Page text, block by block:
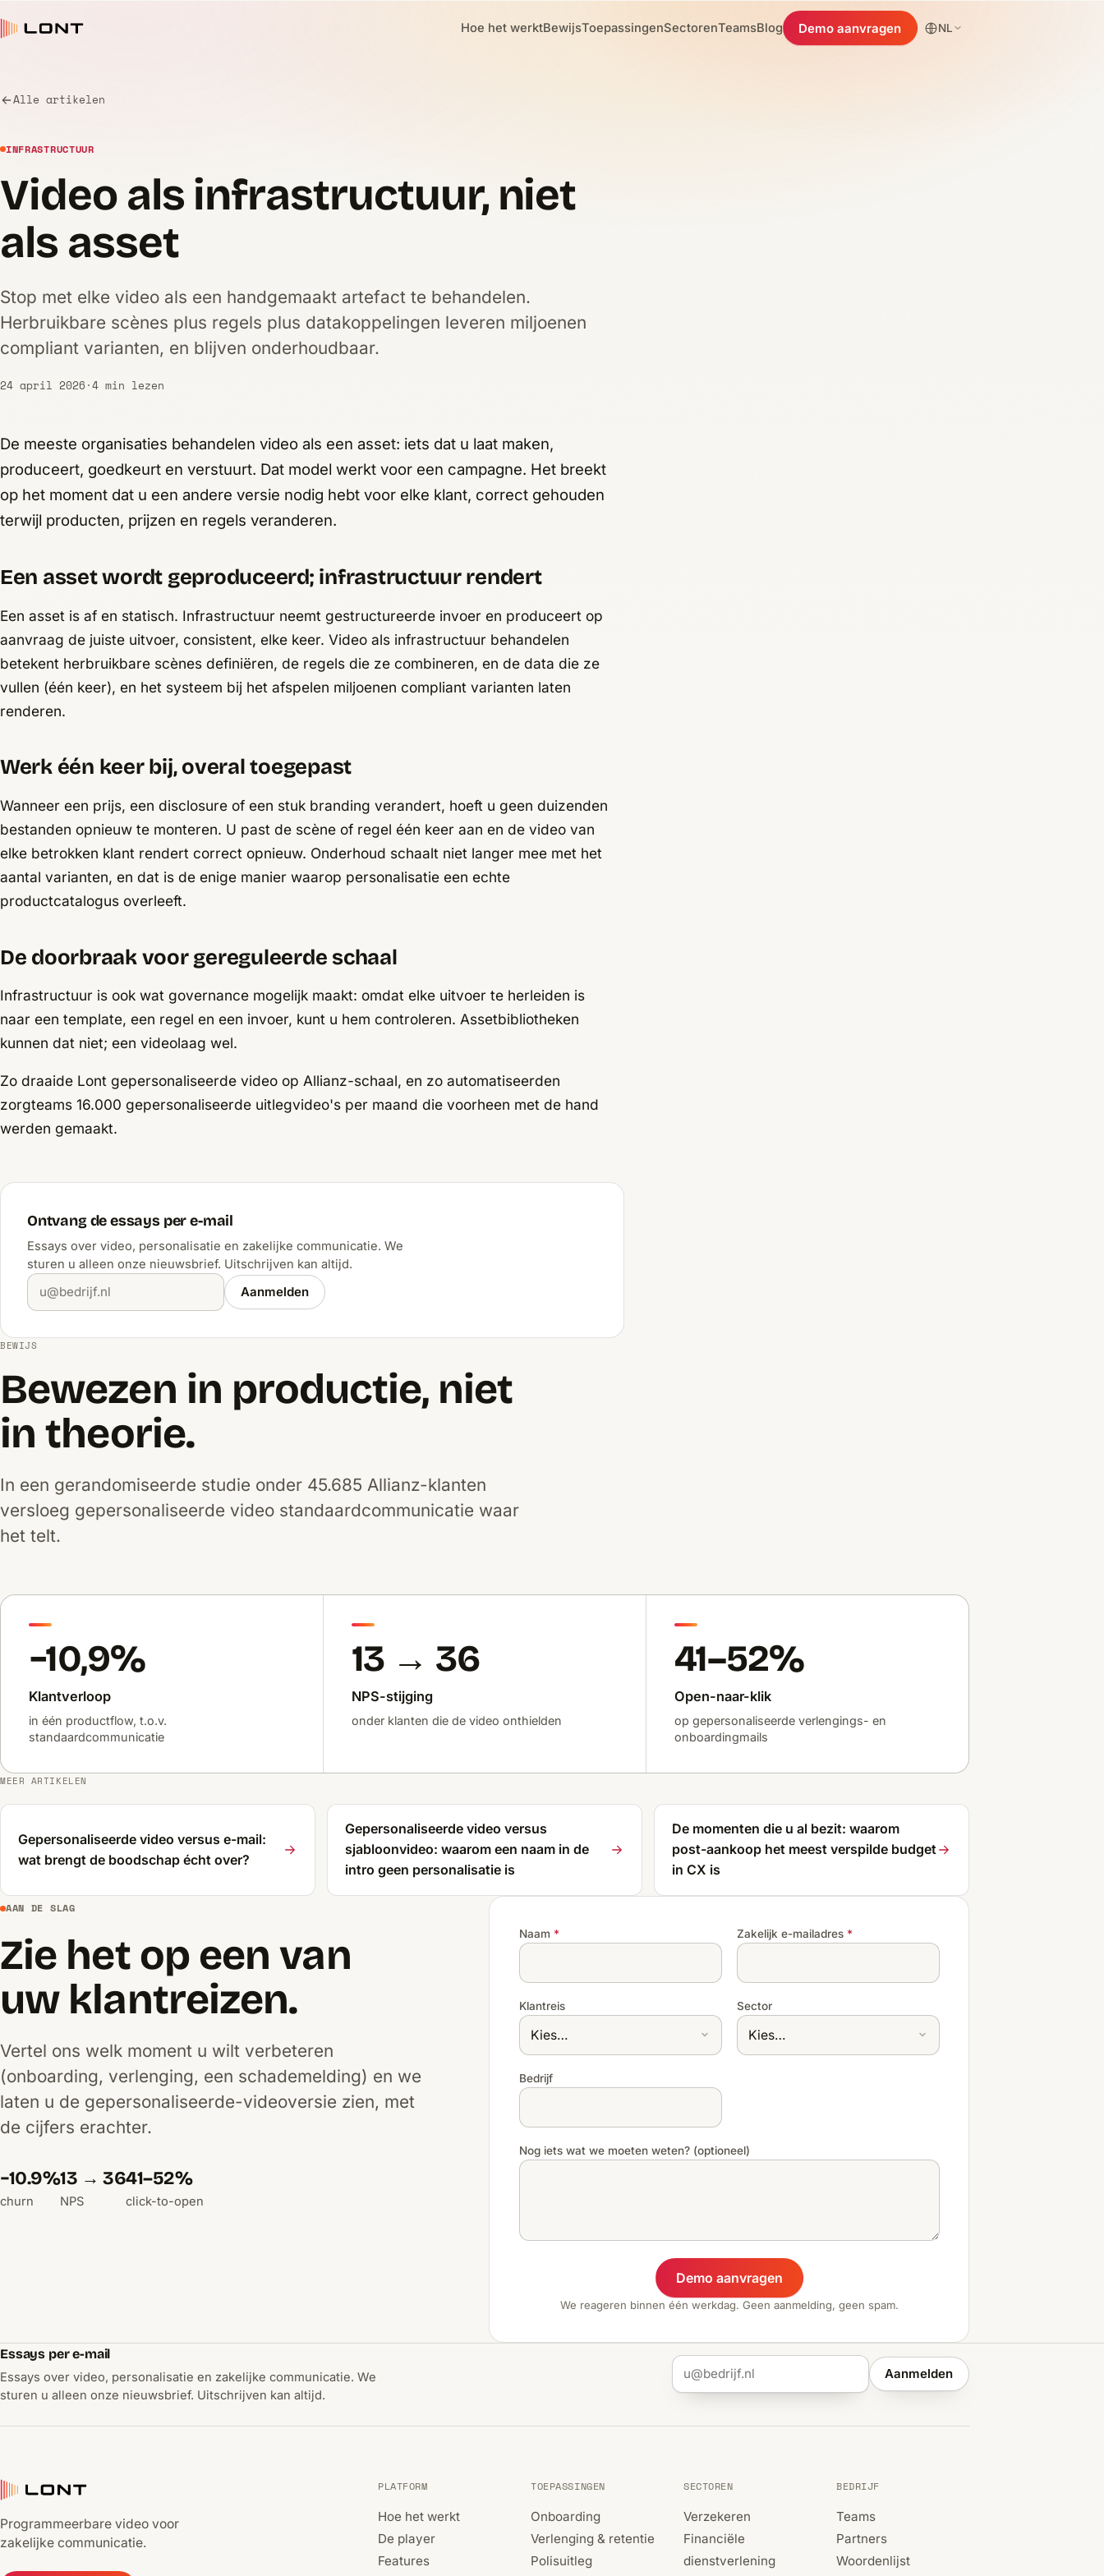
Hoe het werktBewijsToepassingenSectorenTeamsBlog Demo aanvragen NL
Alle artikelen
INFRASTRUCTUUR
Video als infrastructuur, niet
als asset
Stop met elke video als een handgemaakt artefact te behandelen.
Herbruikbare scènes plus regels plus datakoppelingen leveren miljoenen
compliant varianten, en blijven onderhoudbaar.
24 april 2026 ·4 min lezen
De meeste organisaties behandelen video als een asset: iets dat u laat maken,
produceert, goedkeurt en verstuurt. Dat model werkt voor een campagne. Het breekt
op het moment dat u een andere versie nodig hebt voor elke klant, correct gehouden
terwijl producten, prijzen en regels veranderen.
Een asset wordt geproduceerd; infrastructuur rendert
Een asset is af en statisch. Infrastructuur neemt gestructureerde invoer en produceert op
aanvraag de juiste uitvoer, consistent, elke keer. Video als infrastructuur behandelen
betekent herbruikbare scènes definiëren, de regels die ze combineren, en de data die ze
vullen (één keer), en het systeem bij het afspelen miljoenen compliant varianten laten
renderen.
Werk één keer bij, overal toegepast
Wanneer een prijs, een disclosure of een stuk branding verandert, hoeft u geen duizenden
bestanden opnieuw te monteren. U past de scène of regel één keer aan en de video van
elke betrokken klant rendert correct opnieuw. Onderhoud schaalt niet langer mee met het
aantal varianten, en dat is de enige manier waarop personalisatie een echte
productcatalogus overleeft.
De doorbraak voor gereguleerde schaal
Infrastructuur is ook wat governance mogelijk maakt: omdat elke uitvoer te herleiden is
naar een template, een regel en een invoer, kunt u hem controleren. Assetbibliotheken
kunnen dat niet; een videolaag wel.
Zo draaide Lont gepersonaliseerde video op Allianz-schaal, en zo automatiseerden
zorgteams 16.000 gepersonaliseerde uitlegvideo's per maand die voorheen met de hand
werden gemaakt.
Ontvang de essays per e-mail
Essays over video, personalisatie en zakelijke communicatie. We
sturen u alleen onze nieuwsbrief. Uitschrijven kan altijd.
Aanmelden
BEWIJS
Bewezen in productie, niet
in theorie.
In een gerandomiseerde studie onder 45.685 Allianz-klanten
versloeg gepersonaliseerde video standaardcommunicatie waar
het telt.
−10,9%
Klantverloop
in één productflow, t.o.v.
standaardcommunicatie
13 → 36
NPS-stijging
onder klanten die de video onthielden
41–52%
Open-naar-klik
op gepersonaliseerde verlengings- en
onboardingmails
MEER ARTIKELEN
Gepersonaliseerde video versus e-mail:
wat brengt de boodschap écht over?
Gepersonaliseerde video versus
sjabloonvideo: waarom een naam in de
intro geen personalisatie is
De momenten die u al bezit: waarom
post-aankoop het meest verspilde budget
in CX is
AAN DE SLAG
Zie het op een van
uw klantreizen.
Vertel ons welk moment u wilt verbeteren
(onboarding, verlenging, een schademelding) en we
laten u de gepersonaliseerde-videoversie zien, met
de cijfers erachter.
−10.9%
churn
13 → 36
NPS
41–52%
click-to-open
Naam * Zakelijk e-mailadres*
Klantreis Sector
Bedrijf
Nog iets wat we moeten weten? (optioneel)
Demo aanvragen
We reageren binnen één werkdag. Geen aanmelding, geen spam.
Essays per e-mail
Essays over video, personalisatie en zakelijke communicatie. We
sturen u alleen onze nieuwsbrief. Uitschrijven kan altijd.
Aanmelden
Programmeerbare video voor
zakelijke communicatie.
PLATFORM
Hoe het werkt
De player
Features
TOEPASSINGEN
Onboarding
Verlenging & retentie
Polisuitleg
SECTOREN
Verzekeren
Financiële
dienstverlening
BEDRIJF
Teams
Partners
Woordenlijst